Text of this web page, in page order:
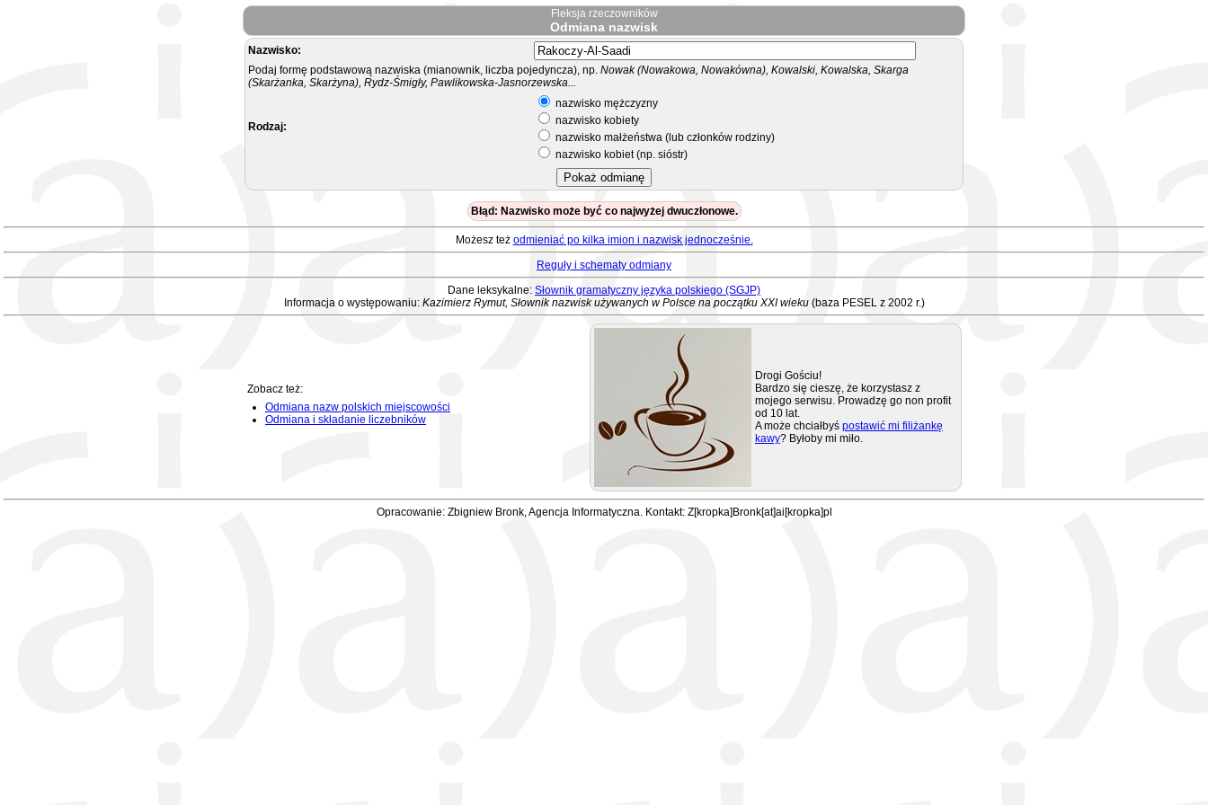
Fleksja rzeczowników
Odmiana nazwisk
Nazwisko:
Podaj formę podstawową nazwiska (mianownik, liczba pojedyncza), np. Nowak (Nowakowa, Nowakówna), Kowalski, Kowalska, Skarga
(Skarżanka, Skarżyna), Rydz-Śmigły, Pawlikowska-Jasnorzewska...
Rodzaj:
nazwisko mężczyzny
nazwisko kobiety
nazwisko małżeństwa (lub członków rodziny)
nazwisko kobiet (np. sióstr)
Błąd: Nazwisko może być co najwyżej dwuczłonowe.
Możesz też odmieniać po kilka imion i nazwisk jednocześnie.
Reguły i schematy odmiany
Dane leksykalne: Słownik gramatyczny języka polskiego (SGJP)
Informacja o występowaniu: Kazimierz Rymut, Słownik nazwisk używanych w Polsce na początku XXI wieku(baza PESEL z 2002 r.)
Zobacz też:
Odmiana nazw polskich miejscowości
Odmiana i składanie liczebników
Drogi Gościu!
Bardzo się cieszę, że korzystasz z
mojego serwisu. Prowadzę go non profit
od 10 lat.
A może chciałbyś postawić mi filiżankę
kawy? Byłoby mi miło.
Opracowanie: Zbigniew Bronk, Agencja Informatyczna. Kontakt: Z[kropka]Bronk[at]ai[kropka]pl